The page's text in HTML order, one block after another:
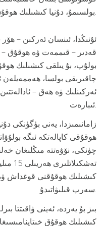
بولسىمۇ، دۇنيا كىشىلىك ھوقۇق خىتابنامىسى ئىدى.
ئۇنىڭدا، ئىنسان ئەركىن – ھۆر
قەدىر – قىممەت ۋە ھوقۇق –
بولۇپ، بۇ يىلقى كىشىلىك
چاقىرىقى بولسا،
ئەركىنلىك ۋە ھەق –
ئىبارەت.
زامانىمىزدا، يەنى بۈگۈنكى
ھوقۇقى كاپالەتكە ئىگە
چۈنكى، نۆۋەتتە مىڭلىغان
كىشىلىك ھوقۇقنى قوغداش
سەرپ قىلىۋاتىدۇ.
بىز بۇ يەردە، ئەينى ۋاقىتتا
كىشىلىك ھوقۇق